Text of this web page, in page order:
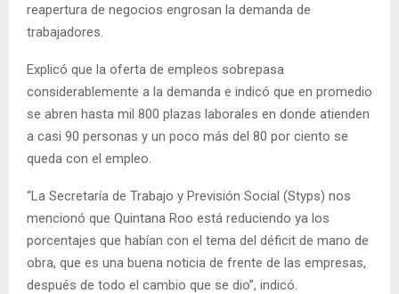
reapertura de negocios engrosan la demanda de
trabajadores.
Explicó que la oferta de empleos sobrepasa
considerablemente a la demanda e indicó que en promedio
se abren hasta mil 800 plazas laborales en donde atienden
a casi 90 personas y un poco más del 80 por ciento se
queda con el empleo.
“La Secretaría de Trabajo y Previsión Social (Styps) nos
mencionó que Quintana Roo está reduciendo ya los
porcentajes que habían con el tema del déficit de mano de
obra, que es una buena noticia de frente de las empresas,
después de todo el cambio que se dio”, indicó.